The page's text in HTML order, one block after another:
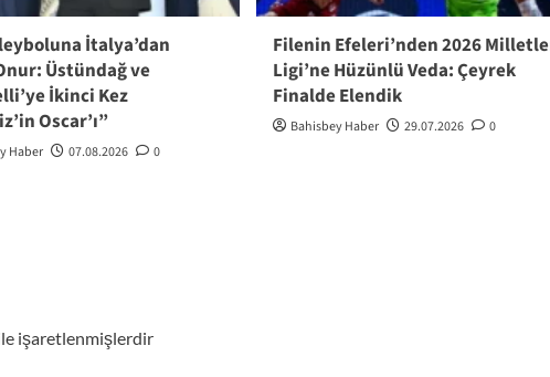
İtalya’dan
Üstündağ ve
İkinci Kez
Oscar’ı”
Haber 07.08.2026 0
Filenin Efeleri’nden 2026
Ligi’ne Hüzünlü Veda: Çeyrek
Finalde Elendik
Bahisbey Haber 29.07.2026 0
işaretlenmişlerdir